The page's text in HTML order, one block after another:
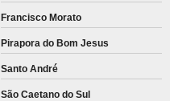
Francisco Morato
Pirapora do Bom Jesus
Santo André
São Caetano do Sul